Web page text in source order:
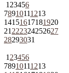
1 23456
78910111213
14151617181920
21 222324252627
28293031
1 23456
78910111213